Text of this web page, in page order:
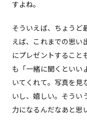
すよね。
そういえば、ちょうど
えば、これまでの思い
にプレゼントすること
も「一緒に聞くといい
いてくれて。写真を見
いし、嬉しい。そうい
力になるんだなあと思